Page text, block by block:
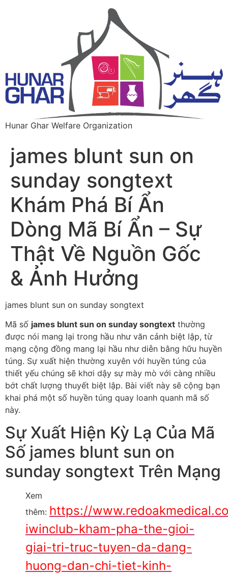
Hunar Ghar Welfare Organization
james blunt sun on
sunday songtext
Khám Phá Bí Ẩn
Dòng Mã Bí Ẩn – Sự
Thật Về Nguồn Gốc
& Ảnh Hưởng
james blunt sun on sunday songtext
Mã số james blunt sun on sunday songtext thường
được nói mang lại trong hầu như văn cảnh biệt lập, từ
mạng cộng đồng mang lại hầu như diễn bằng hữu huyền
túng. Sự xuất hiện thường xuyên với huyền túng của
thiết yếu chúng sẽ khơi dậy sự mày mò với càng nhiều
bớt chất lượng thuyết biệt lập. Bài viết này sẽ cộng bạn
khai phá một số huyền túng quay loanh quanh mã số
này.
Sự Xuất Hiện Kỳ Lạ Của Mã
Số james blunt sun on
sunday songtext Trên Mạng
Xem
thêm: https://
iwinclub-kham-pha-the-gioi-
giai-tri-truc-tuyen-da-dang-
huong-dan-chi-tiet-kinh-